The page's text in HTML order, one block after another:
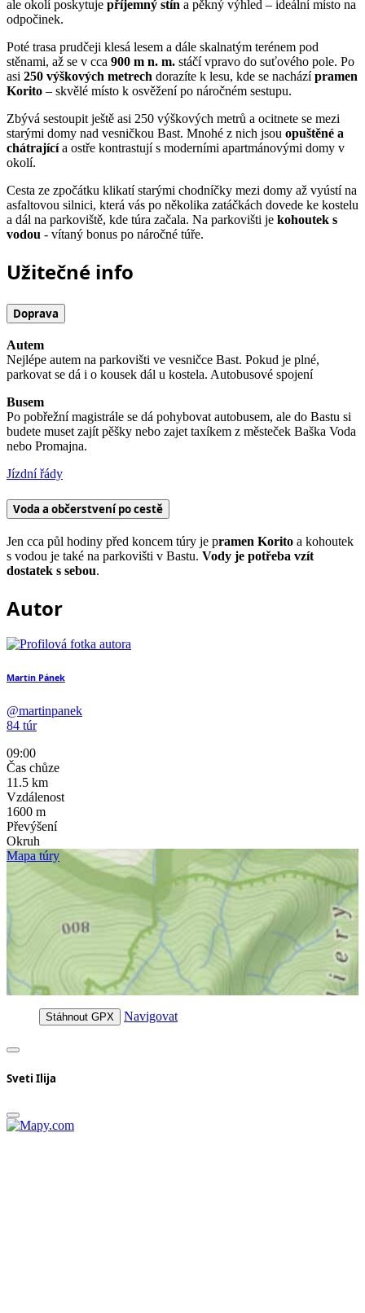
ale okolí poskytuje příjemný stín a pěkný výhled – ideální místo na
odpočinek.
Poté trasa prudčeji klesá lesem a dále skalnatým terénem pod
stěnami, až se v cca 900 m n. m. stáčí vpravo do suťového pole. Po
asi 250 výškových metrech dorazíte k lesu, kde se nacházípramen
Korito – skvělé místo k osvěžení po náročném sestupu.
Zbývá sestoupit ještě asi 250 výškových metrů a ocitnete se mezi
starými domy nad vesničkou Bast. Mnohé z nich jsou opuštěné a
chátrajícía ostře kontrastují s moderními apartmánovými domy v
okolí.
Cesta ze zpočátku klikatí starými chodníčky mezi domy až vyústí na
asfaltovou silnici, která vás po několika zatáčkách dovede ke kostelu
a dál na parkoviště, kde túra začala. Na parkovišti je kohoutek s
vodou - vítaný bonus po náročné túře.
Užitečné info
Doprava
Autem
Nejlépe autem na parkovišti ve vesničce Bast. Pokud je plné,
parkovat se dá i o kousek dál u kostela. Autobusové spojení
Busem
Po pobřežní magistrále se dá pohybovat autobusem, ale do Bastu si
budete muset zajít pěšky nebo zajet taxíkem z městeček Baška Voda
nebo Promajna.
Jízdní řády
Voda a občerstvení po cestě
Jen cca půl hodiny před koncem túry je pramen Korito a kohoutek
s vodou je také na parkovišti v Bastu. Vody je potřeba vzít
dostatek s sebou.
Autor
Martin Pánek
@martinpanek
84 túr
09:00
Čas chůze
11.5 km
Vzdálenost
1600 m
Převýšení
Okruh
Mapa túry
Stáhnout GPX Navigovat
Sveti Ilija